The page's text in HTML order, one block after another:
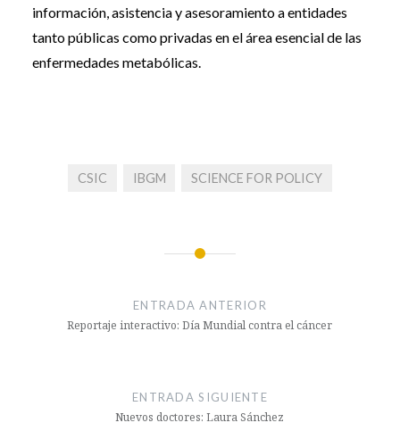
información, asistencia y asesoramiento a entidades
tanto públicas como privadas en el área esencial de las
enfermedades metabólicas.
CSIC IBGM SCIENCE FOR POLICY
entradas
ENTRADA ANTERIOR
Reportaje interactivo: Día Mundial contra el cáncer
ENTRADA SIGUIENTE
Nuevos doctores: Laura Sánchez